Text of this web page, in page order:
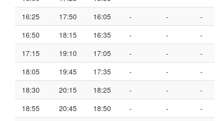
16:25
17:50 16:05 - -
-
16:50
18:15 16:35 - -
-
17:15
19:10 17:05 - -
-
18:05
19:45 17:35 - -
-
18:30
20:15 18:25 - -
-
18:55
20:45 18:50 - -
-